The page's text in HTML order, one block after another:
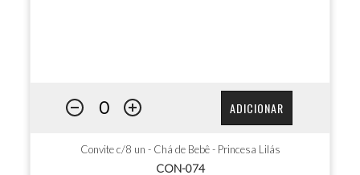
ADICIONAR
Convite c/8 un - Chá de Bebê - Princesa Lilás
CON-074